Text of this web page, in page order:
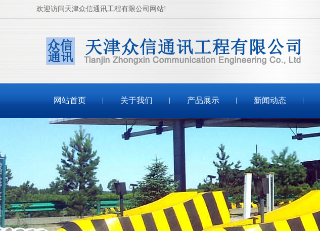
欢迎访问天津众信通讯工程有限公司网站!
网站首页 关于我们 产品展示 新闻动态